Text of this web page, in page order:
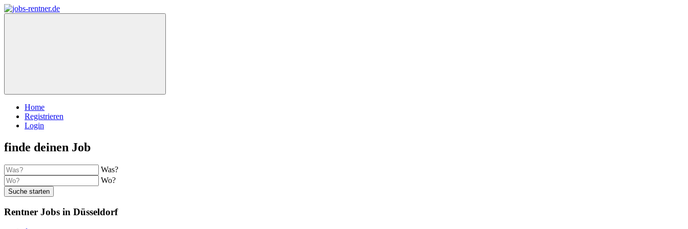
Home
Registrieren
Login
finde deinen Job
Was?
Wo?
Suche starten
Rentner Jobs in Düsseldorf